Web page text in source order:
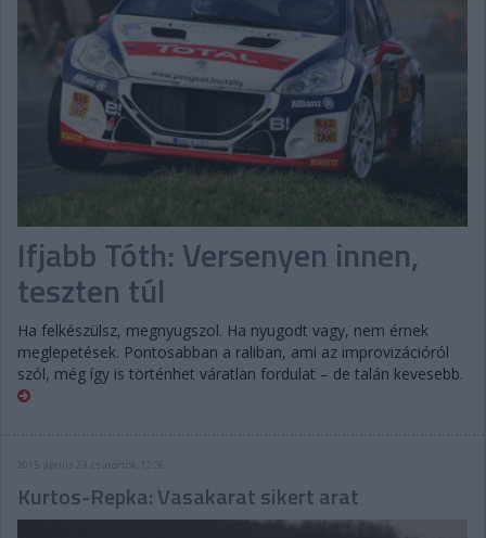
DIGITÁLIS MAGAZIN
PONTÁLLÁSOK
VERSENYNAPTÁRAK
Ifjabb Tóth: Versenyen innen,
teszten túl
Ha felkészülsz, megnyugszol. Ha nyugodt vagy, nem érnek
meglepetések. Pontosabban a raliban, ami az improvizációról
szól, még így is történhet váratlan fordulat – de talán kevesebb.
2015. április 23. csütörtök, 12:36
Kurtos-Repka: Vasakarat sikert arat